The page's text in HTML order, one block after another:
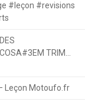
#leçon #revisions
TRIM…
Leçon Motoufo.fr